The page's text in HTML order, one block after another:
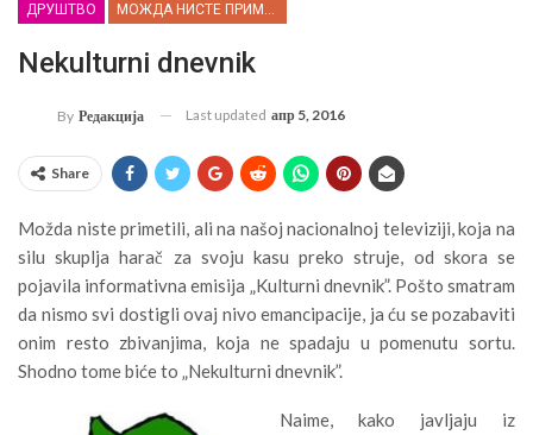
ДРУШТВО МОЖДА НИСТЕ ПРИМЕТИЛИ...
Nekulturni dnevnik
By Редакција Last updated апр 5, 2016
Share
Možda niste primetili, ali na našoj nacionalnoj televiziji, koja na
silu skuplja harač za svoju kasu preko struje, od skora se
pojavila informativna emisija „Kulturni dnevnik”. Pošto smatram
da nismo svi dostigli ovaj nivo emancipacije, ja ću se pozabaviti
onim resto zbivanjima, koja ne spadaju u pomenutu sortu.
Shodno tome biće to „Nekulturni dnevnik”.
Naime, kako javljaju iz